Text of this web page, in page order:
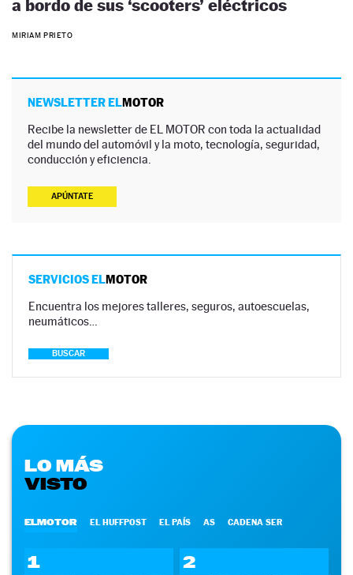
a bordo de sus ‘scooters’ eléctricos
MIRIAM PRIETO
NEWSLETTER ELMOTOR
Recibe la newsletter de EL MOTOR con toda la actualidad
del mundo del automóvil y la moto, tecnología, seguridad,
conducción y eficiencia.
APÚNTATE
SERVICIOS ELMOTOR
Encuentra los mejores talleres, seguros, autoescuelas,
neumáticos…
BUSCAR
LO MÁS
VISTO
ELMOTOR EL HUFFPOST EL PAÍS AS CADENA SER
1 2